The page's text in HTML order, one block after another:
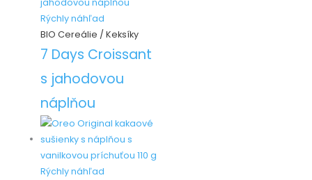
Rýchly náhľad
BIO Cereálie / Keksíky
7 Days Croissant
s jahodovou
náplňou
Rýchly náhľad